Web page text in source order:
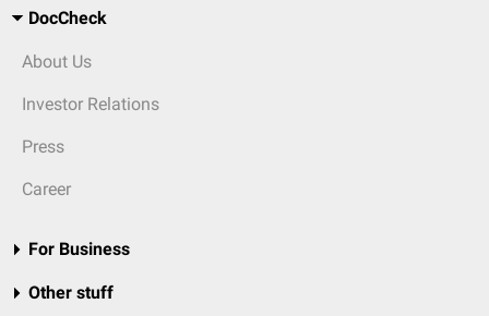
DocCheck
About Us
Investor Relations
Press
Career
For Business
Other stuff